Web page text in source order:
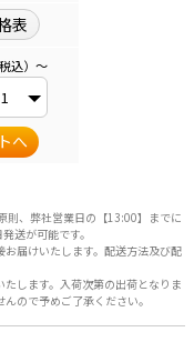
表
税込） ～
へ
則、弊社営業日の【13:00】までに
送が可能です。
届けいたします。配送方法及び配
します。入荷次第の出荷となりま
ので予めご了承ください。